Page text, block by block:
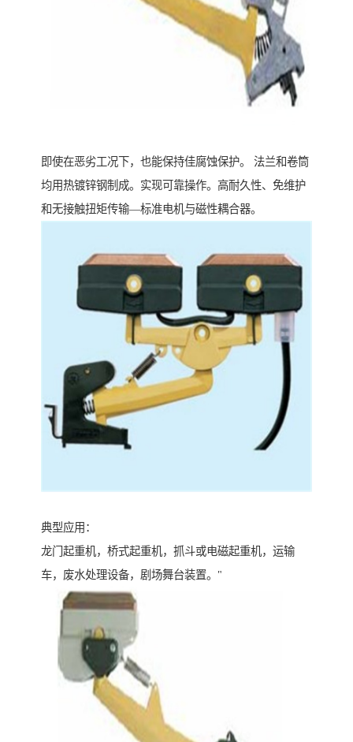
即使在恶劣工况下，也能保持佳腐蚀保护。 法兰和卷筒
均用热镀锌钢制成。实现可靠操作。高耐久性、免维护
和无接触扭矩传输—标准电机与磁性耦合器。
典型应用：
龙门起重机，桥式起重机，抓斗或电磁起重机，运输
车，废水处理设备，剧场舞台装置。"